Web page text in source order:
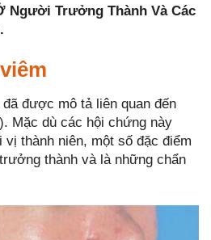
Người Trưởng Thành Và Các
được mô tả liên quan đến
Mặc dù các hội chứng này
thành niên, một số đặc điểm
thành và là những chẩn